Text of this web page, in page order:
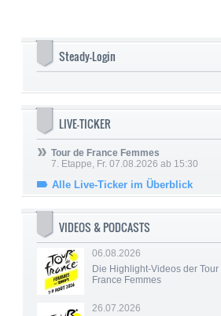
Steady-Login
LIVE-TICKER
Tour de France Femmes
7. Etappe, Fr. 07.08.2026 ab 15:30
Alle Live-Ticker im Überblick
VIDEOS & PODCASTS
06.08.2026
Die Highlight-Videos der Tour
France Femmes
26.07.2026